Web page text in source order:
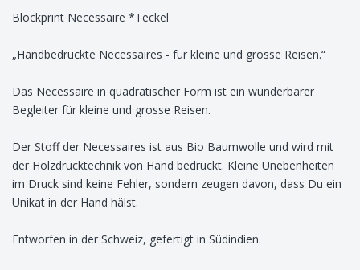
Blockprint Necessaire *Teckel
„Handbedruckte Necessaires - für kleine und grosse Reisen.“
Das Necessaire in quadratischer Form ist ein wunderbarer
Begleiter für kleine und grosse Reisen.
Der Stoff der Necessaires ist aus Bio Baumwolle und wird mit
der Holzdrucktechnik von Hand bedruckt. Kleine Unebenheiten
im Druck sind keine Fehler, sondern zeugen davon, dass Du ein
Unikat in der Hand hälst.
Entworfen in der Schweiz, gefertigt in Südindien.